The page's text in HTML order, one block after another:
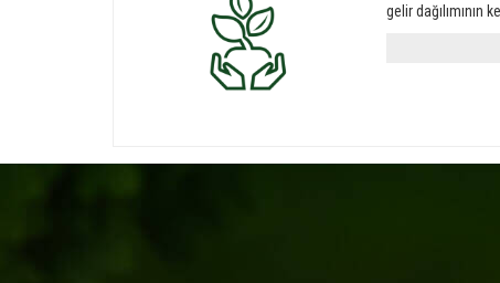
gelir dağılımının